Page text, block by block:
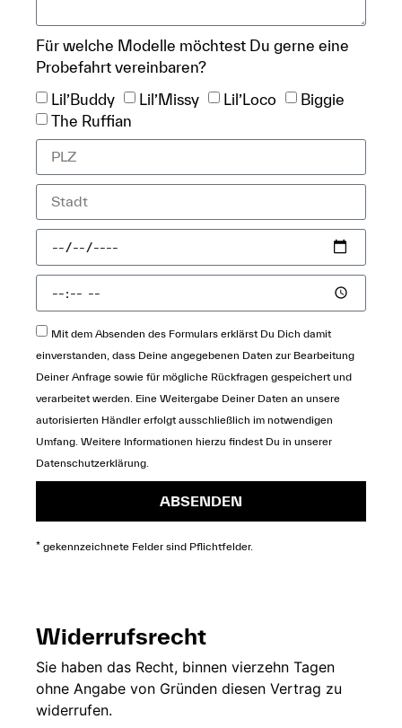
Für welche Modelle möchtest Du gerne eine
Probefahrt vereinbaren?
Lil’Buddy
Lil’Missy Lil’Loco
Biggie
The Ruffian
Mit dem Absenden des Formulars erklärst Du Dich damit
einverstanden, dass Deine angegebenen Daten zur Bearbeitung
Deiner Anfrage sowie für mögliche Rückfragen gespeichert und
verarbeitet werden. Eine Weitergabe Deiner Daten an unsere
autorisierten Händler erfolgt ausschließlich im notwendigen
Umfang. Weitere Informationen hierzu findest Du in unserer
Datenschutzerklärung
ABSENDEN
* gekennzeichnete Felder sind Pflichtfelder.
Widerrufsrecht
Sie haben das Recht, binnen vierzehn Tagen
ohne Angabe von Gründen diesen Vertrag zu
widerrufen.